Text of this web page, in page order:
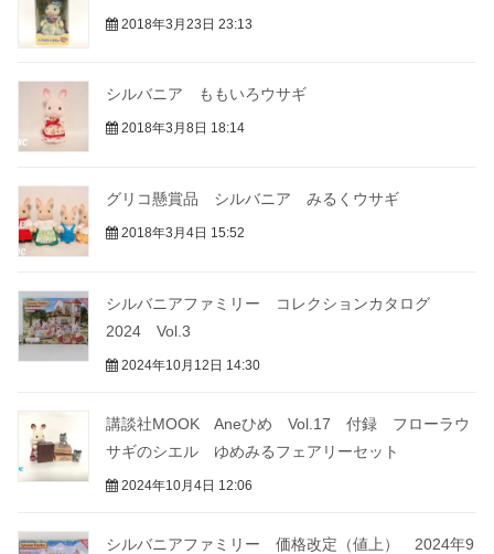
2018年3月23日 23:13
シルバニア ももいろウサギ
2018年3月8日 18:14
グリコ懸賞品 シルバニア みるくウサギ
2018年3月4日 15:52
シルバニアファミリー コレクションカタログ
2024 Vol.3
2024年10月12日 14:30
講談社MOOK Aneひめ Vol.17 付録 フローラウ
サギのシエル ゆめみるフェアリーセット
2024年10月4日 12:06
シルバニアファミリー 価格改定（値上） 2024年9